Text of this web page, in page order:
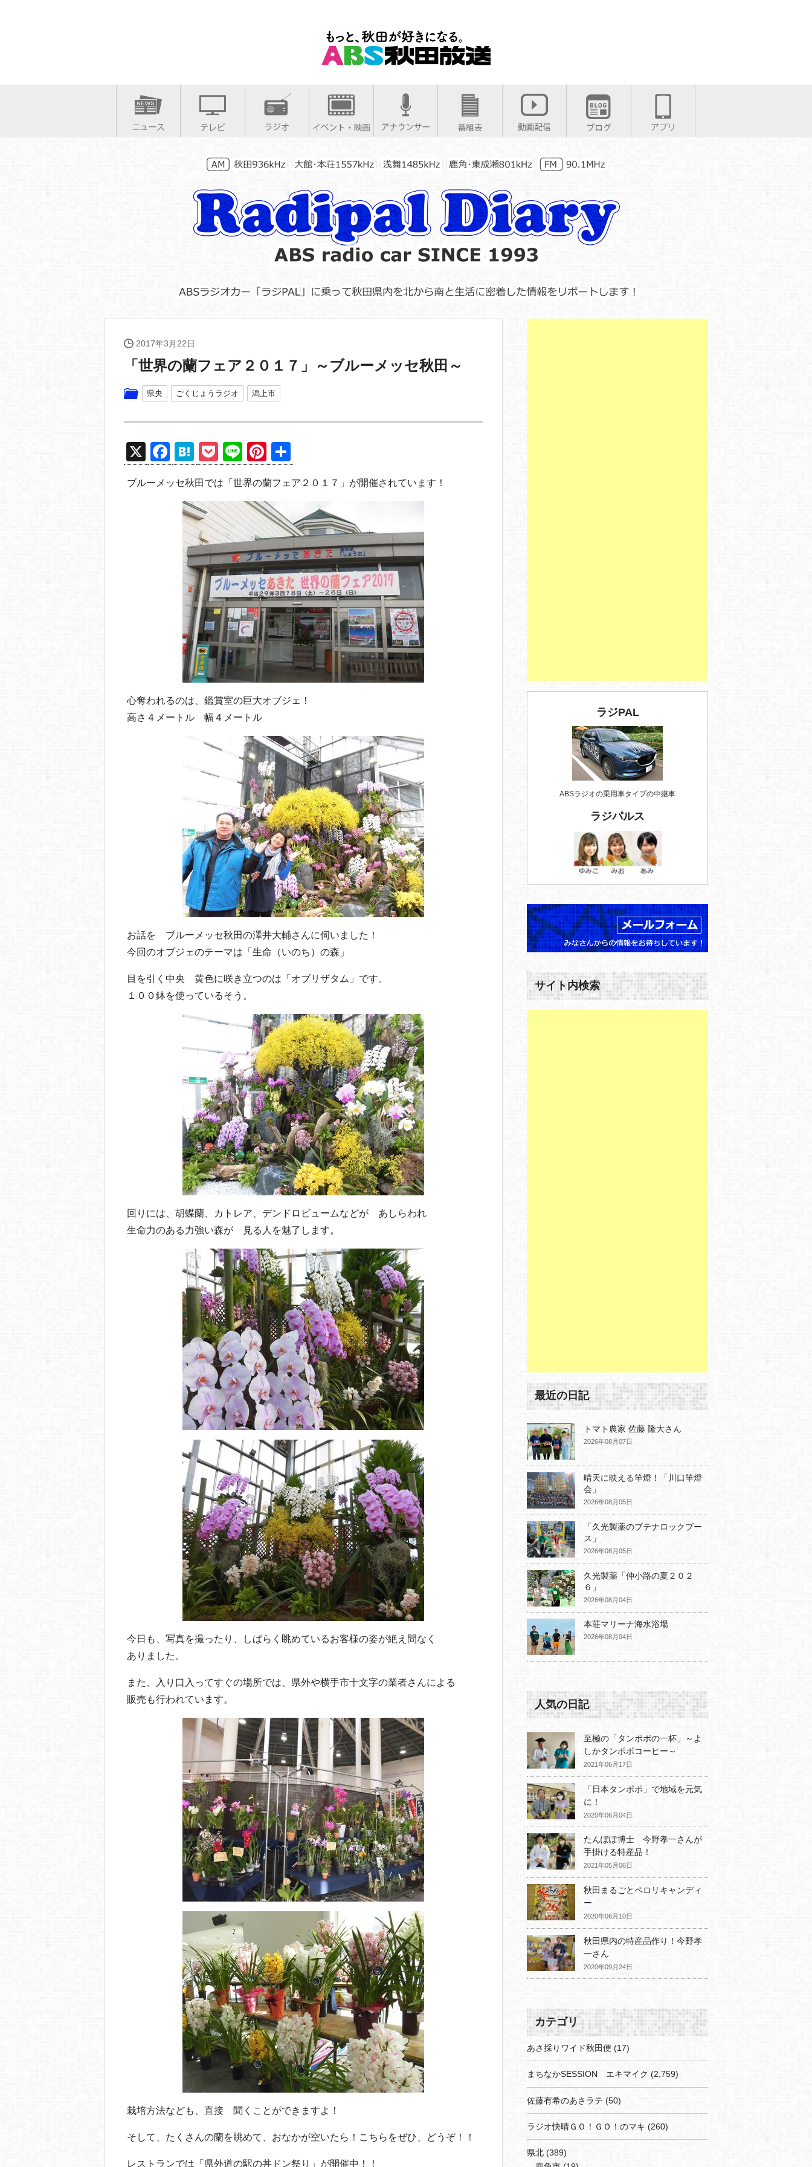
2017年3月22日
「世界の蘭フェア２０１７」～ブルーメッセ秋田～
県央 ごくじょうラジオ 潟上市
X
F
a
c
H
at
e
n
a
P
o
ck
et
Li
n
e
Pi
nt
er
e
st
有
ブルーメッセ秋田では「世界の蘭フェア２０１７」が開催されています！
心奪われるのは、鑑賞室の巨大オブジェ！
高さ４メートル 幅４メートル
お話を ブルーメッセ秋田の澤井大輔さんに伺いました！
今回のオブジェのテーマは「生命（いのち）の森」
目を引く中央 黄色に咲き立つのは「オブリザタム」です。
１００鉢を使っているそう。
回りには、胡蝶蘭、カトレア、デンドロビュームなどが あしらわれ
生命力のある力強い森が 見る人を魅了します。
今日も、写真を撮ったり、しばらく眺めているお客様の姿が絶え間なく
ありました。
また、入り口入ってすぐの場所では、県外や横手市十文字の業者さんによる
販売も行われています。
栽培方法なども、直接 聞くことができますよ！
そして、たくさんの蘭を眺めて、おなかが空いたら！こちらをぜひ、どうぞ！！
レストランでは「県外道の駅の丼ドン祭り」が開催中！！
ラジPAL
ABSラジオの乗用車タイプの中継車
ラジパルス
サイト内検索
最近の日記
トマト農家 佐藤 隆大さん
2026年08月07日
晴天に映える竿燈！「川口竿燈
会」
2026年08月05日
「久光製薬のブテナロックブー
ス」
2026年08月05日
久光製薬「仲小路の夏２０２
６」
2026年08月04日
本荘マリーナ海水浴場
2026年08月04日
人気の日記
至極の「タンポポの一杯」～よ
しかタンポポコーヒー～
2021年06月17日
「日本タンポポ」で地域を元気
に！
2020年06月04日
たんぽぽ博士 今野孝一さんが
手掛ける特産品！
2021年05月06日
秋田まるごとペロリキャンディ
ー
2020年06月10日
秋田県内の特産品作り！今野孝
一さん
2020年09月24日
カテゴリ
あさ採りワイド秋田便 (17)
まちなかSESSION エキマイク (2,759)
佐藤有希のあさラテ (50)
ラジオ快晴ＧＯ！ＧＯ！のマキ (260)
県北 (389)